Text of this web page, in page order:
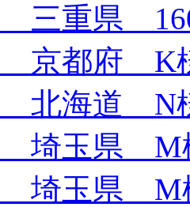
三重県
京都府 K
北海道 N
埼玉県 M
埼玉県 M